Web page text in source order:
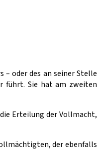
oder des an seiner Stelle
führt. Sie hat am zweiten
Erteilung der Vollmacht,
der ebenfalls